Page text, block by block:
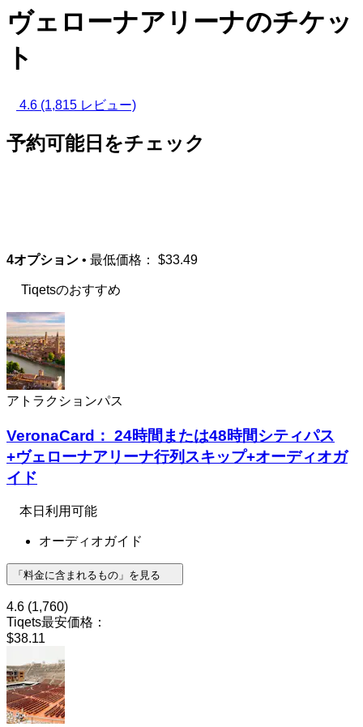
ヴェローナアリーナのチケッ
ト
4.6 (1,815 レビュー)
予約可能日をチェック
4オプション • 最低価格： $33.49
Tiqetsのおすすめ
アトラクションパス
VeronaCard： 24時間または48時間シティパス
+ヴェローナアリーナ行列スキップ+オーディオガ
イド
本日利用可能
オーディオガイド
「料金に含まれるもの」を見る
4.6 (1,760)
Tiqets最安価格：
$38.11